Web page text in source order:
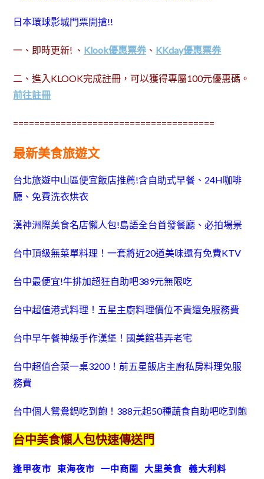
日本環球影城門票開搶!!
一、即時更新! 、 Klook優惠票券 、 KKday優惠票券
二、進入KLOOK完成註冊，可以獲得專屬100元優惠碼。
前往註冊
======================================
最新美食旅遊文
台北旅遊中山區便宜飯店推薦!含自助式早餐、24H咖啡
廳、免費洗衣烘衣
漢神洲際美食名店懶人包!島語全台首發餐廳、必拍場景
台中頂級無菜單料理！一套將近20道美味還有免費KTV
台中最便宜!牛排加超狂自助吧389元無限吃
台中超值港式料理！五星主廚料理價位不貴還免服務費
台中早午餐神級手作漢堡！國美館巷弄老宅
台中超值合菜一桌3200！前五星飯店主廚私房料理免服
務費
台中個人鴛鴦鍋吃到飽！388元起50種蔬食自助吧吃到飽
台中美食懶人包快速傳送門
逢甲夜市 東海夜市 一中商圈 大里美食
義大利料